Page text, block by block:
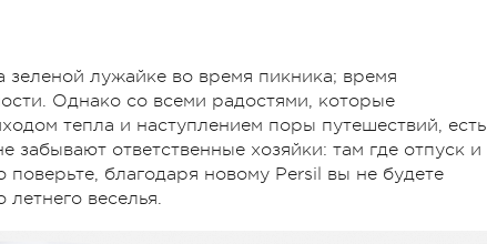
лужайке во время пикника; время
Однако со всеми радостями, которые
тепла и наступлением поры путешествий, есть
ответственные хозяйки: там где отпуск и
благодаря новому Persil вы не будете
веселья.